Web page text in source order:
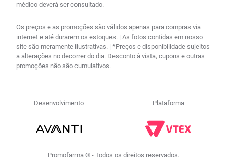
médico deverá ser consultado.
Os preços e as promoções são válidos apenas para compras via
internet e até durarem os estoques. | As fotos contidas em nosso
site são meramente ilustrativas. | *Preços e disponibilidade sujeitos
a alterações no decorrer do dia. Desconto à vista, cupons e outras
promoções não são cumulativos.
Desenvolvimento Plataforma
Promofarma © - Todos os direitos reservados.